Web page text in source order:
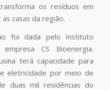
os resíduos em
casas da região.
foi dada pelo Instituto
CS Bioenergia.
terá capacidade para
eletricidade por meio de
duas mil residências do